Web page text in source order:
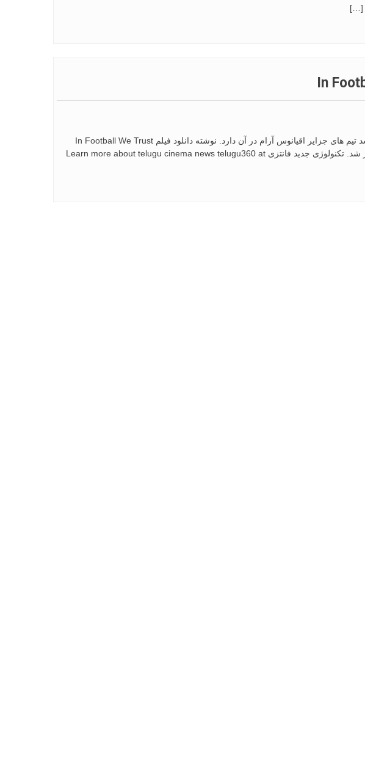
این مستند نگاهی به لیگ فوتبال آمریکا (NFL) و رشد تیم های جزایر اقیانوس آرام در آن دارد. نوشته دانلود فیلم In Football We Trust
2015 اولین بار در دانلود فیلم با لینک مستقیم پدیدار شد. تکنولوژی جدید فانتزی Learn more about telugu cinema news telugu360 at